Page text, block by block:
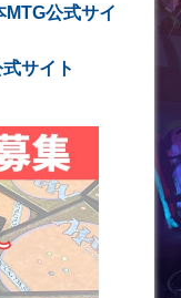
公式サイ
サイト